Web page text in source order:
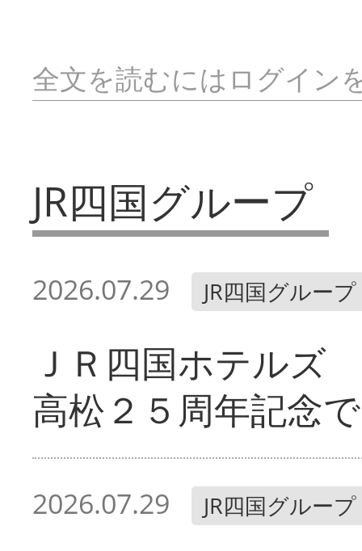
全文を読むにはログイン
JR四国グループ
2026.07.29 JR四国グループ
ＪＲ四国ホテル
高松２５周年記念
2026.07.29 JR四国グループ